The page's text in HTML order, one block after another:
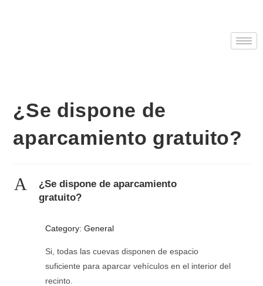
¿Se dispone de
aparcamiento gratuito?
A
¿Se dispone de aparcamiento
gratuito?
Category: General
Si, todas las cuevas disponen de espacio
suficiente para aparcar vehículos en el interior del
recinto.